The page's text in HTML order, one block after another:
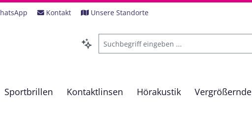
Kontakt Unsere Standorte
Sportbrillen Kontaktlinsen Hörakustik